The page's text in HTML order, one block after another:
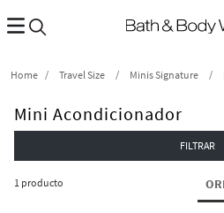
Travel Size Minis Signature
Mini Acondicionador
FILTRAR
1 producto